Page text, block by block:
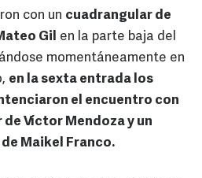
con un cuadrangular de
Gil en la parte baja del
momentáneamente en
en la sexta entrada los
el encuentro con
Víctor Mendoza y un
Maikel Franco.